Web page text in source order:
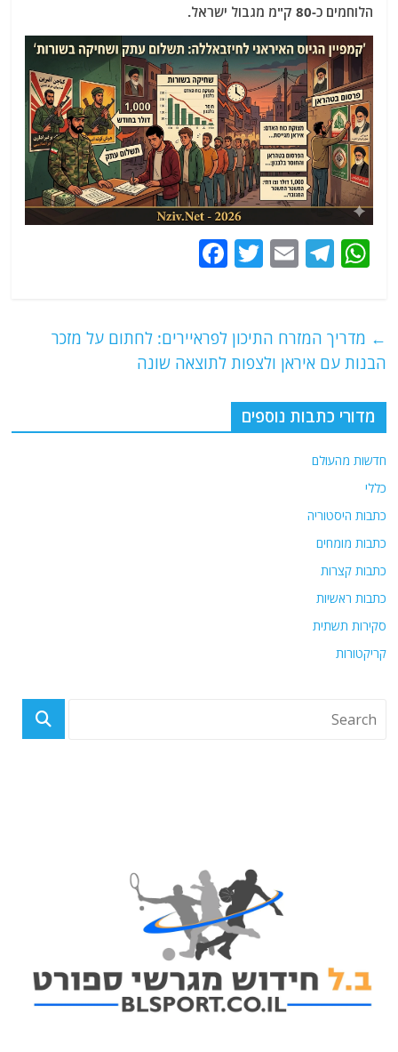
הלוחמים כ-80 ק"מ מגבול ישראל.
W
s
A
p
p
T
g
ra
m
E
l
T
er
e
b
o
← מדריך המזרח התיכון לפראיירים: לחתום על מזכר
הבנות עם איראן ולצפות לתוצאה שונה
מדורי כתבות נוספים
חדשות מהעולם
כללי
כתבות היסטוריה
כתבות מומחים
כתבות קצרות
כתבות ראשיות
סקירות תשתית
קריקטורות